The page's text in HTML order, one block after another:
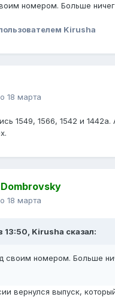
номером. Больше
Kirusha
18 марта
1549, 1566, 1542 и 1442а.
18 марта
13:50, Kirusha сказал:
своим номером. Больше
вернулся выпуск,